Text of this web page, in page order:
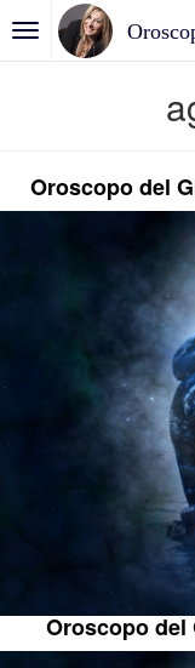
Oroscopo del
Oroscopo del